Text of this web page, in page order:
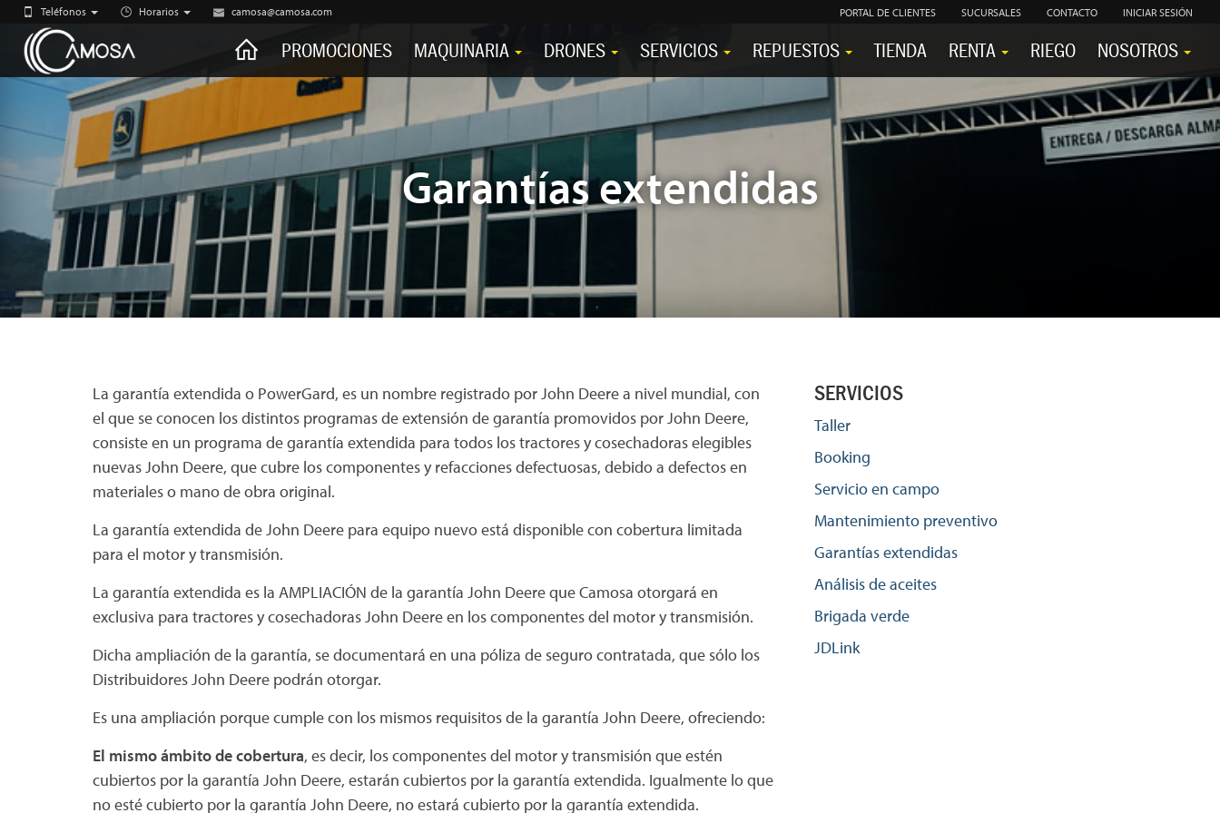
Teléfonos Horarios camosa@camosa.com PORTAL DE CLIENTES SUCURSALES CONTACTO INICIAR SESIÓN
CAMOSAPROMOCIONES MAQUINARIA DRONES SERVICIOS REPUESTOS TIENDA RENTA RIEGO NOSOTROS
Garantías extendidas
La garantía extendida o PowerGard, es un nombre registrado por John Deere a nivel mundial, con
el que se conocen los distintos programas de extensión de garantía promovidos por John Deere,
consiste en un programa de garantía extendida para todos los tractores y cosechadoras elegibles
nuevas John Deere, que cubre los componentes y refacciones defectuosas, debido a defectos en
materiales o mano de obra original.
La garantía extendida de John Deere para equipo nuevo está disponible con cobertura limitada
para el motor y transmisión.
La garantía extendida es la AMPLIACIÓN de la garantía John Deere que Camosa otorgará en
exclusiva para tractores y cosechadoras John Deere en los componentes del motor y transmisión.
Dicha ampliación de la garantía, se documentará en una póliza de seguro contratada, que sólo los
Distribuidores John Deere podrán otorgar.
Es una ampliación porque cumple con los mismos requisitos de la garantía John Deere, ofreciendo:
El mismo ámbito de cobertura, es decir, los componentes del motor y transmisión que estén
cubiertos por la garantía John Deere, estarán cubiertos por la garantía extendida. Igualmente lo que
no esté cubierto por la garantía John Deere, no estará cubierto por la garantía extendida.
SERVICIOS
Taller
Booking
Servicio en campo
Mantenimiento preventivo
Garantías extendidas
Análisis de aceites
Brigada verde
JDLink